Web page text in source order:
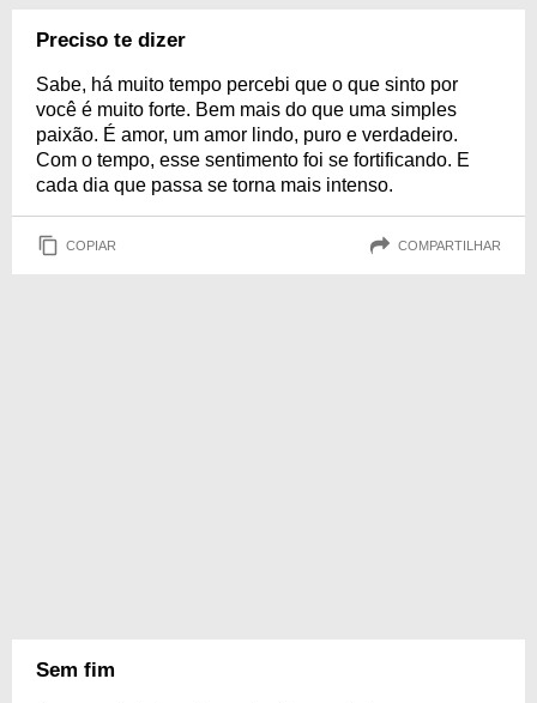
Preciso te dizer
Sabe, há muito tempo percebi que o que sinto por
você é muito forte. Bem mais do que uma simples
paixão. É amor, um amor lindo, puro e verdadeiro.
Com o tempo, esse sentimento foi se fortificando. E
cada dia que passa se torna mais intenso.
COPIAR COMPARTILHAR
Sem fim